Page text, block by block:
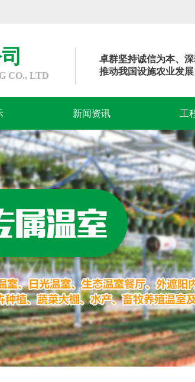
CO., LTD
卓群坚持诚信为本、
推动我国设施农业发展
新闻资讯 工